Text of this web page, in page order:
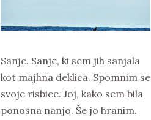
Sanje. Sanje, ki sem jih sanjala
kot majhna deklica. Spomnim se
svoje risbice. Joj, kako sem bila
ponosna nanjo. Še jo hranim.